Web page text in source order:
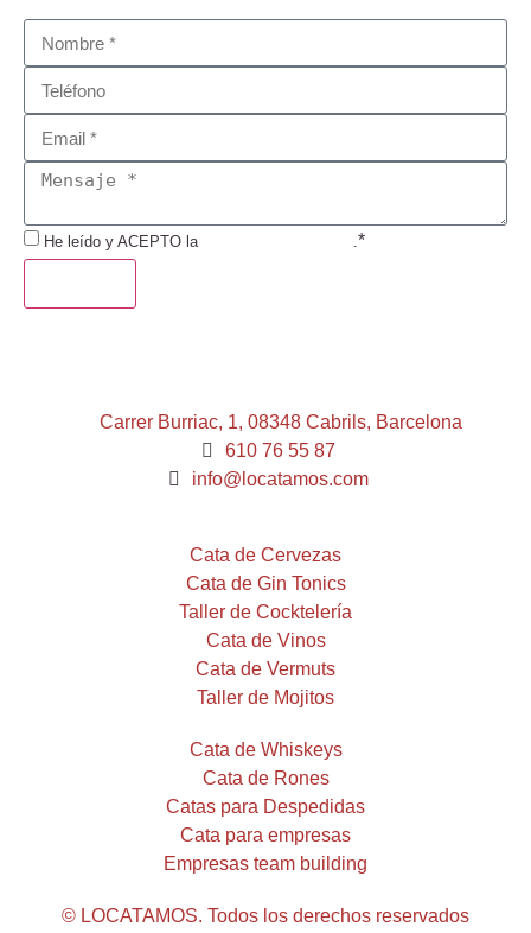
He leído y ACEPTO la .*
Carrer Burriac, 1, 08348 Cabrils, Barcelona
610 76 55 87
info@locatamos.com
Cata de Cervezas
Cata de Gin Tonics
Taller de Cocktelería
Cata de Vinos
Cata de Vermuts
Taller de Mojitos
Cata de Whiskeys
Cata de Rones
Catas para Despedidas
Cata para empresas
Empresas team building
© LOCATAMOS. Todos los derechos reservados